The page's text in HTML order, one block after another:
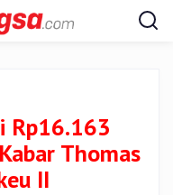
Rp16.163
Thomas
II